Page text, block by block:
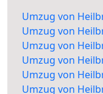
Umzug von
Umzug von
Umzug von
Umzug von
Umzug von
Umzug von